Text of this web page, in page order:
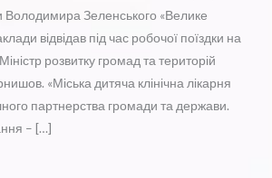
Володимира Зеленського «Велике
відвідав під час робочої поїздки на
розвитку громад та територій
«Міська дитяча клінічна лікарня
партнерства громади та держави.
– […]